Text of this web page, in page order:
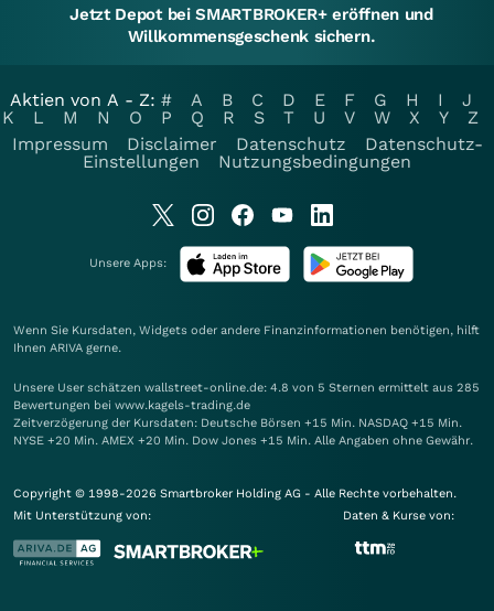
Jetzt Depot bei SMARTBROKER+ eröffnen und
Willkommensgeschenk sichern.
Aktien von A - Z: # A B C D E F G H I
J
K
L M N O P Q R S T U V W X Y
Z
Impressum
Disclaimer Datenschutz
Datenschutz-
Einstellungen
Nutzungsbedingungen
Unsere Apps:
Wenn Sie Kursdaten, Widgets oder andere Finanzinformationen benötigen, hilft
Ihnen ARIVA gerne.
Unsere User schätzen wallstreet-online.de: 4.8 von 5 Sternen ermittelt aus 285
Bewertungen bei www.kagels-trading.de
Zeitverzögerung der Kursdaten: Deutsche Börsen +15 Min. NASDAQ +15 Min.
NYSE +20 Min. AMEX +20 Min. Dow Jones +15 Min. Alle Angaben ohne Gewähr.
Copyright © 1998-2026 Smartbroker Holding AG - Alle Rechte vorbehalten.
Mit Unterstützung von:
Daten & Kurse von: